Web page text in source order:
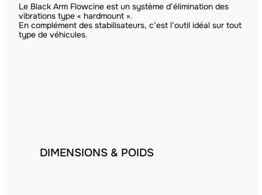
Le Black Arm Flowcine est un système d’élimination des
vibrations type « hardmount ».
En complément des stabilisateurs, c’est l’outil idéal sur tout
type de véhicules.
DIMENSIONS & POIDS